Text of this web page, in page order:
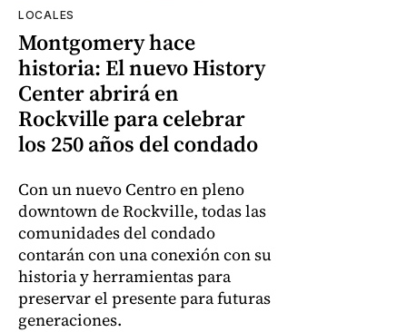
LOCALES
Montgomery hace
historia: El nuevo History
Center abrirá en
Rockville para celebrar
los 250 años del condado
Con un nuevo Centro en pleno
downtown de Rockville, todas las
comunidades del condado
contarán con una conexión con su
historia y herramientas para
preservar el presente para futuras
generaciones.